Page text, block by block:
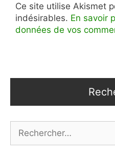
Ce site utilise Akismet
indésirables. En savoir
données de vos